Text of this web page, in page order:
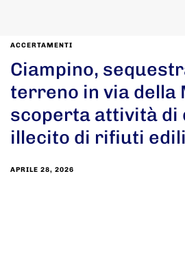
ACCERTAMENTI
Ciampino,
terreno in via della
scoperta attività di
illecito di rifiuti
APRILE 28, 2026